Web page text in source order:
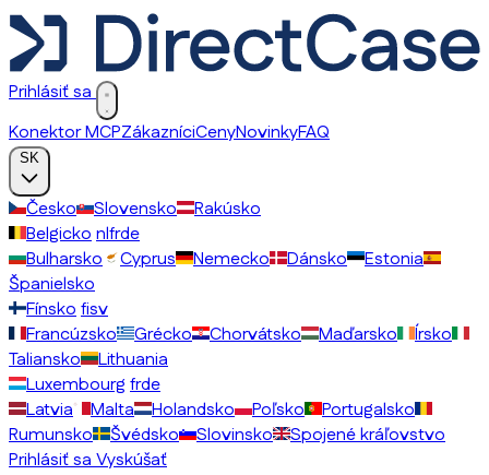
Prihlásiť sa
Konektor MCPZákazníciCenyNovinkyFAQ
Česko Slovensko
Rakúsko
Belgickonlfrde
Bulharsko
Cyprus Nemecko Dánsko
Estonia
Španielsko
Fínskofisv
Francúzsko
Grécko Chorvátsko Maďarsko
Írsko
Taliansko
Lithuania
Luxembourg frde
Latvia
Malta Holandsko Poľsko
Portugalsko
Rumunsko
Švédsko Slovinsko
Spojené kráľovstvo
Prihlásiť saVyskúšať